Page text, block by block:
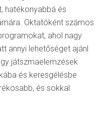
hatékonyabbá és
Oktatóként számos
ahol nagy
annyi lehetőséget ajánl
játszmaelemzések
és keresgélésbe
és sokkal